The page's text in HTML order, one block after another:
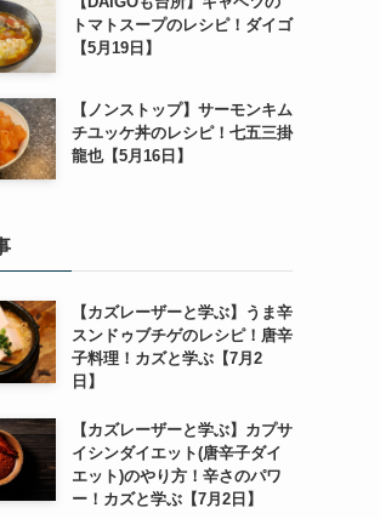
トマトスープのレシピ！ダイゴ
【5月19日】
【ノンストップ】サーモンキム
チユッケ丼のレシピ！七五三掛
龍也【5月16日】
【カズレーザーと学ぶ】うま辛
スンドゥブチゲのレシピ！唐辛
子料理！カズと学ぶ【7月2
日】
【カズレーザーと学ぶ】カプサ
イシンダイエット(唐辛子ダイ
エット)のやり方！辛さのパワ
ー！カズと学ぶ【7月2日】